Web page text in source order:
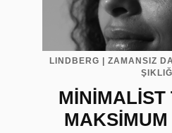
LINDBERG | ZAMANSIZ
MİNİMALİST